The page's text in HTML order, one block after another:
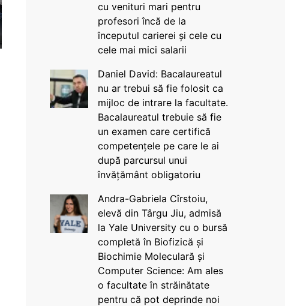
cu venituri mari pentru
profesori încă de la
începutul carierei și cele cu
cele mai mici salarii
Daniel David: Bacalaureatul
nu ar trebui să fie folosit ca
mijloc de intrare la facultate.
Bacalaureatul trebuie să fie
un examen care certifică
competențele pe care le ai
după parcursul unui
învățământ obligatoriu
Andra-Gabriela Cîrstoiu,
elevă din Târgu Jiu, admisă
la Yale University cu o bursă
completă în Biofizică și
Biochimie Moleculară și
Computer Science: Am ales
o facultate în străinătate
pentru că pot deprinde noi